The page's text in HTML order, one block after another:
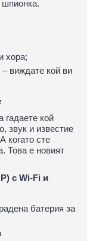
шпионка.
хора;
– виждате кой ви
кой
звук и известие
когато сте
Това е новият
с Wi-Fi и
батерия за